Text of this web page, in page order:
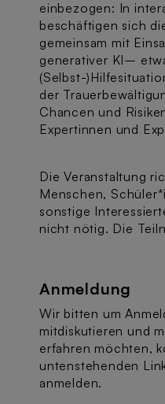
einbezogen: In
beschäftigen sich
gemeinsam mit
generativer KI–
(Selbst-
der
Chancen und
Expertinnen und
Die Veranstaltung
Menschen,
sonstige
nicht nötig. Die
Anmeldung
Wir bitten um
mitdiskutieren und
erfahren möchten,
untenstehenden
anmelden.